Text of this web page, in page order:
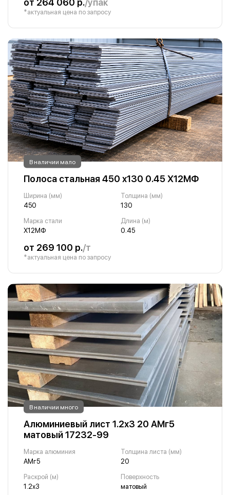
от 264 060 р./упак
*актуальная цена по запросу
В наличии мало
Полоса стальная 450 х130 0.45 Х12МФ
Ширина (мм)
450
Толщина (мм)
130
Марка стали
Х12МФ
Длина (м)
0.45
от 269 100 р./т
*актуальная цена по запросу
В наличии много
Алюминиевый лист 1.2х3 20 АМг5
матовый 17232-99
Марка алюминия
АМг5
Толщина листа (мм)
20
Раскрой (м)
1.2х3
Поверхность
матовый